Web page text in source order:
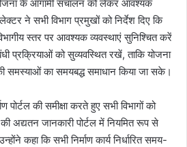
के आगामी संचालन को लेकर आवश्यक
ने सभी विभाग प्रमुखों को निर्देश दिए कि
स्तर पर आवश्यक व्यवस्थाएं सुनिश्चित करें
प्रक्रियाओं को सुव्यवस्थित रखें, ताकि योजना
समस्याओं का समयबद्ध समाधान किया जा सके।
पोर्टल की समीक्षा करते हुए सभी विभागों को
की अद्यतन जानकारी पोर्टल में नियमित रूप से
कहा कि सभी निर्माण कार्य निर्धारित समय-